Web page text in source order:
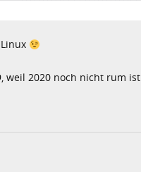
weil 2020 noch nicht rum ist